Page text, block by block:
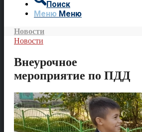
Поиск
Меню Меню
Новости
Новости
Внеурочное
мероприятие по ПДД